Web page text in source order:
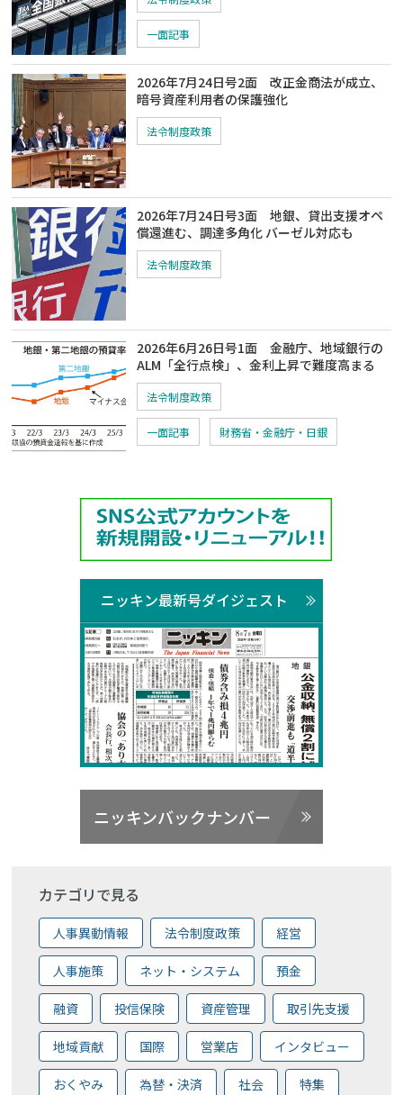
一面記事
2026年7月24日号2面 改正金商法が成立、
暗号資産利用者の保護強化
法令制度政策
2026年7月24日号3面 地銀、貸出支援オペ
償還進む、調達多角化 バーゼル対応も
法令制度政策
2026年6月26日号1面 金融庁、地域銀行の
ALM「全行点検」、金利上昇で難度高まる
法令制度政策
一面記事 財務省・金融庁・日銀
ニッキン最新号ダイジェスト
ニッキンバックナンバー
カテゴリで見る
人事異動情報 法令制度政策 経営
人事施策 ネット・システム 預金
融資 投信保険 資産管理 取引先支援
地域貢献 国際 営業店 インタビュー
おくやみ 為替・決済 社会 特集